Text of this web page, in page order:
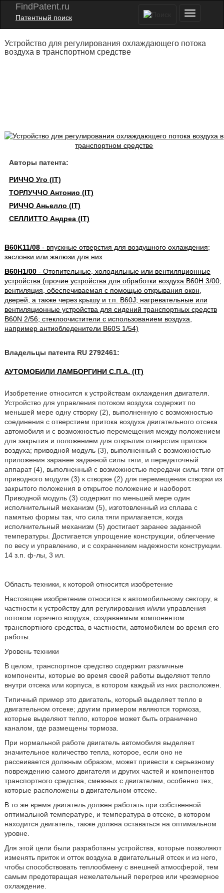
FindPatent.ru
Патентный поиск
Устройство для регулирования охлаждающего потока
воздуха в транспортном средстве
Авторы патента:
РИЧЧО Уго (IT)
ТОРЛУЧЧО Антонио (IT)
РИЧЧО Аньелло (IT)
СЕЛЛИТТО Андреа (IT)
B60K11/08- впускные отверстия для воздушного охлаждения;
заслонки или жалюзи для них
B60H1/00- Отопительные, холодильные или вентиляционные
устройства (прочие устройства для обработки воздуха B60H 3/00;
вентиляция, обеспечиваемая с помощью открывания окон,
дверей, а также через крышу и т.п. B60J; нагревательные или
вентиляционные устройства для сидений транспортных средств
B60N 2/56; стеклоочистители с использованием воздуха,
например антиобледенители B60S 1/54)
Владельцы патента RU 2792461:
АУТОМОБИЛИ ЛАМБОРГИНИ С.П.А. (IT)
Изобретение относится к устройствам охлаждения двигателя.
Устройство для управления потоком воздуха содержит по
меньшей мере одну створку (2), выполненную с возможностью
соединения с отверстием притока воздуха двигательного отсека
автомобиля и с возможностью перемещения между положением
для закрытия и положением для открытия отверстия притока
воздуха; приводной модуль (3), выполненный с возможностью
приложения заранее заданной силы тяги, и передаточный
аппарат (4), выполненный с возможностью передачи силы тяги от
приводного модуля (3) к створке (2) для перемещения створки из
закрытого положения в открытое положение и наоборот.
Приводной модуль (3) содержит по меньшей мере один
исполнительный механизм (5), изготовленный из сплава с
памятью формы так, что сила тяги прилагается, когда
исполнительный механизм (5) достигает заранее заданной
температуры. Достигается упрощение конструкции, облегчение
по весу и управлению, и с сохранением надежности конструкции.
14 з.п. ф-лы, 3 ил.
Область техники, к которой относится изобретение
Настоящее изобретение относится к автомобильному сектору, в
частности к устройству для регулирования и/или управления
потоком горячего воздуха, создаваемым компонентом
транспортного средства, в частности, автомобилем во время его
работы.
Уровень техники
В целом, транспортное средство содержит различные
компоненты, которые во время своей работы выделяют тепло
внутри отсека или корпуса, в котором каждый из них расположен.
Типичный пример это двигатель, который выделяет тепло в
двигательном отсеке; другим примером являются тормоза,
которые выделяют тепло, которое может быть ограничено
каналом, где размещены тормоза.
При нормальной работе двигатель автомобиля выделяет
значительное количество тепла, которое, если оно не
рассеивается должным образом, может привести к серьезному
повреждению самого двигателя и других частей и компонентов
транспортного средства, смежных с двигателем, особенно тех,
которые расположены в двигательном отсеке.
В то же время двигатель должен работать при собственной
оптимальной температуре, и температура в отсеке, в котором
находится двигатель, также должна оставаться на оптимальном
уровне.
Для этой цели были разработаны устройства, которые позволяют
изменять приток и отток воздуха в двигательный отсек и из него,
чтобы способствовать теплообмену с внешней атмосферой, тем
самым предотвращая нежелательный перегрев или чрезмерное
охлаждение.